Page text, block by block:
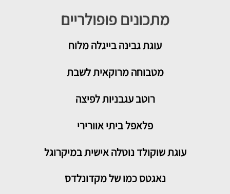
מתכונים פופולריים
עוגת גבינה בייגלה מלוח
מטבוחה מרוקאית לשבת
רוטב עגבניות לפיצה
פלאפל ביתי אוורירי
עוגת שוקולד נוטלה אישית במיקרוגל
נאגטס כמו של מקדונלדס